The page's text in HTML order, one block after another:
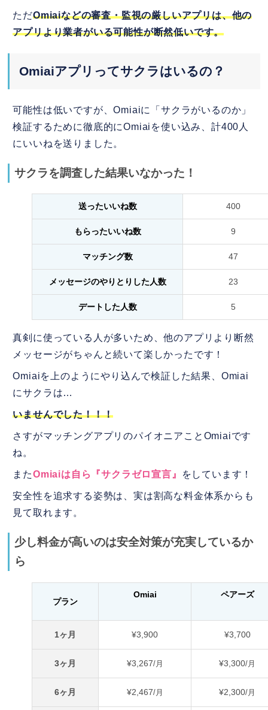
ただOmiaiなどの審査・監視の厳しいアプリは、他の
アプリより業者がいる可能性が断然低いです。
Omiaiアプリってサクラはいるの？
可能性は低いですが、Omiaiに「サクラがいるのか」
検証するために徹底的にOmiaiを使い込み、計400人
にいいねを送りました。
サクラを調査した結果いなかった！
送ったいいね数 400
もらったいいね数 9
マッチング数 47
メッセージのやりとりした人数 23
デートした人数 5
真剣に使っている人が多いため、他のアプリより断然
メッセージがちゃんと続いて楽しかったです！
Omiaiを上のようにやり込んで検証した結果、Omiai
にサクラは…
いませんでした！！！
さすがマッチングアプリのパイオニアことOmiaiです
ね。
またOmiaiは自ら『サクラゼロ宣言』 をしています！
安全性を追求する姿勢は、実は割高な料金体系からも
見て取れます。
少し料金が高いのは安全対策が充実しているか
ら
プラン
Omiai ペアーズ
1ヶ月 ¥3,900 ¥3,700
3ヶ月 ¥3,267/月 ¥3,300/月
6ヶ月 ¥2,467/月 ¥2,300/月